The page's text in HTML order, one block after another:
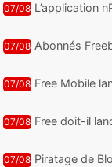
07/08 L’application
07/08 Abonnés
07/08 Free Mobile
cadeaux
07/08 Free doit-il
07/08 Piratage de